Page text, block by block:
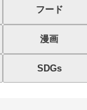
フード
漫画
SDGs